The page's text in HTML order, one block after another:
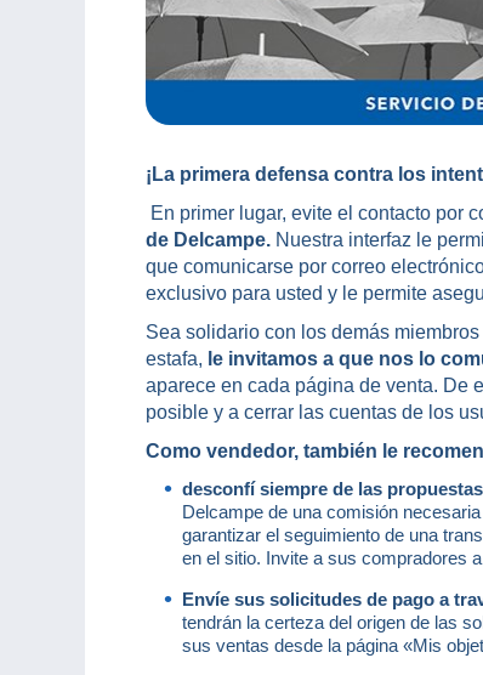
¡La primera defensa contra los
En primer lugar, evite el contacto por
de Delcampe. Nuestra interfaz le
que comunicarse por correo
exclusivo para usted y le permite
Sea solidario con los demás
estafa, le invitamos a que nos lo
aparece en cada página de venta. De
posible y a cerrar las cuentas de los
Como vendedor, también le
desconfí siempre de las
Delcampe de una comisión
garantizar el seguimiento de una
en el sitio. Invite a sus compradores
Envíe sus solicitudes de pago a
tendrán la certeza del origen de las
sus ventas desde la página «Mis